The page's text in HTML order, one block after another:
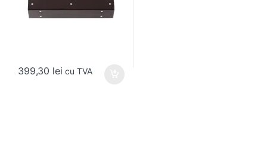
399,30 lei cu TVA